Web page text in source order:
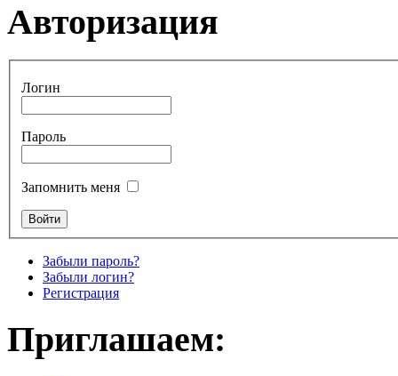
Авторизация
Логин
Пароль
Запомнить меня
Забыли пароль?
Забыли логин?
Регистрация
Приглашаем: